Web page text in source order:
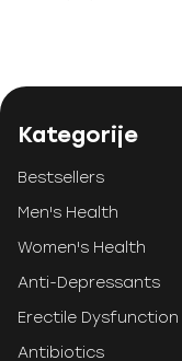
Kategorije
Bestsellers
Men's Health
Women's Health
Anti-Depressants
Erectile Dysfunction
Antibiotics